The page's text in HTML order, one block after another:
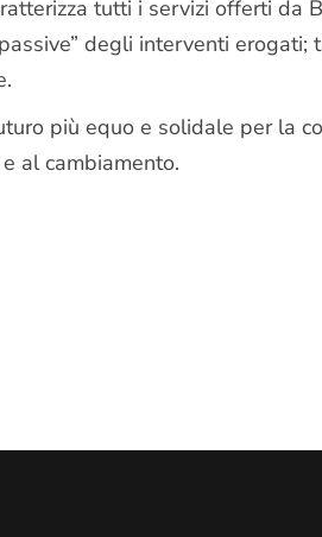
tutti i servizi offerti
degli interventi
più equo e solidale per la
al cambiamento.